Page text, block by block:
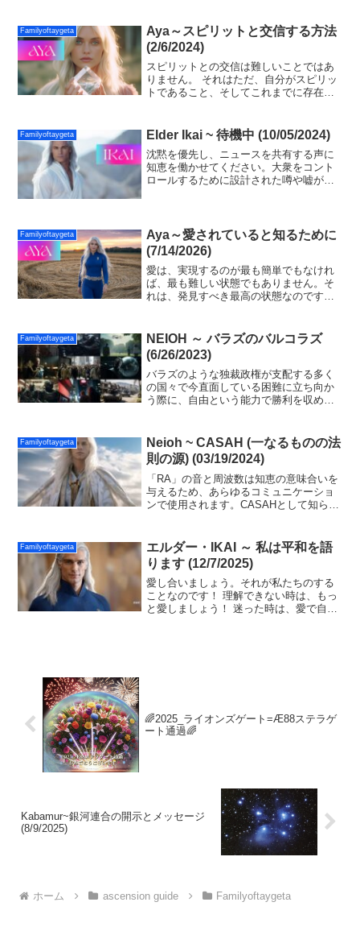
Familyoftaygeta
Aya～スピリットと交信する方法
(2/6/2024)
スピリットとの交信は難しいことではあ
りません。 それはただ、自分がスピリッ
トであること、そしてこれまでに存在し
感）であり、この愛に参加するようあな
たを招待します！
Familyoftaygeta Elder Ikai ~ 待機中 (10/05/2024)
沈黙を優先し、ニュースを共有する声に
知恵を働かせてください。大衆をコント
ロールするために設計された噂や嘘があ
さい！
Familyoftaygeta
Aya～愛されていると知るために
(7/14/2026)
愛は、実現するのが最も簡単でもなけれ
ば、最も難しい状態でもありません。そ
れは、発見すべき最高の状態なのです。
いつもそこにあります。愛とは、あなた
を故郷へと導く、存在の本質なのです。
Familyoftaygeta
NEIOH ～ バラズのバルコラズ
(6/26/2023)
バラズのような独裁政権が支配する多く
の国々で今直面している困難に立ち向か
う際に、自由という能力で勝利を収める
力が惑星を破壊する前に、光によるグラ
ンドシフトが必ず実現するでしょう。
Familyoftaygeta
Neioh ~ CASAH (一なるものの法
則の源) (03/19/2024)
「RA」の音と周波数は知恵の意味合いを
与えるため、あらゆるコミュニケーショ
ンで使用されます。CASAHとして知られ
です。 チャネリングで、この声は「RA」
と呼ばれるようになりました。
Familyoftaygeta
エルダー・IKAI ～ 私は平和を語
ります (12/7/2025)
愛し合いましょう。それが私たちのする
ことなのです！ 理解できない時は、もっ
と愛しましょう！ 迷った時は、愛で自分
🌈2025_ライオンズゲート=Æ88ステラゲ
ート通過​🌈
Kabamur~銀河連合の開示とメッセージ
(8/9/2025)
ホーム ascension guide Familyoftaygeta